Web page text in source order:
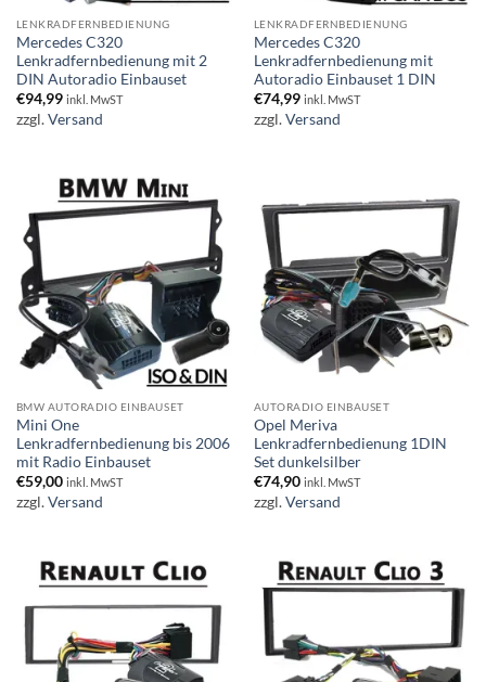
LENKRADFERNBEDIENUNG
Mercedes C320
Lenkradfernbedienung mit 2
DIN Autoradio Einbauset
€94,99 inkl. MwST
zzgl.Versand
LENKRADFERNBEDIENUNG
Mercedes C320
Lenkradfernbedienung mit
Autoradio Einbauset 1 DIN
€74,99 inkl. MwST
zzgl.Versand
BMW AUTORADIO EINBAUSET
Mini One
Lenkradfernbedienung bis 2006
mit Radio Einbauset
€59,00 inkl. MwST
zzgl.Versand
AUTORADIO EINBAUSET
Opel Meriva
Lenkradfernbedienung 1DIN
Set dunkelsilber
€74,90 inkl. MwST
zzgl.Versand